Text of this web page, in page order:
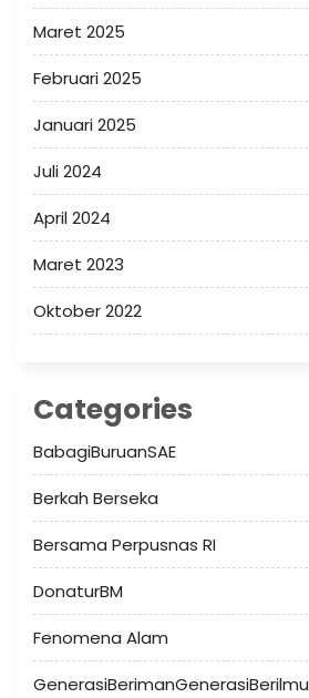
Maret 2025
Februari 2025
Januari 2025
Juli 2024
April 2024
Maret 2023
Oktober 2022
Categories
BabagiBuruanSAE
Berkah Berseka
Bersama Perpusnas RI
DonaturBM
Fenomena Alam
GenerasiBerimanGenerasiBerilmu